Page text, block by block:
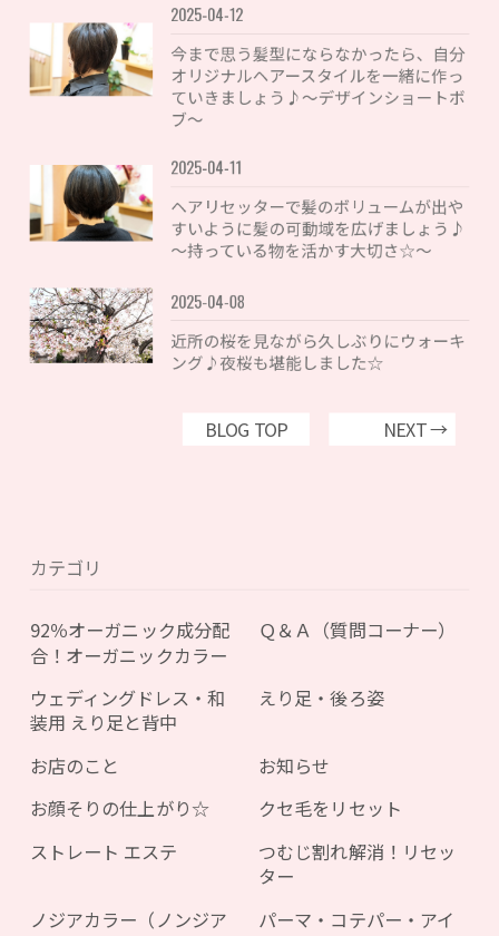
2025-04-12
今まで思う髪型にならなかったら、自分
オリジナルヘアースタイルを一緒に作っ
ていきましょう♪〜デザインショートボ
ブ〜
2025-04-11
ヘアリセッターで髪のボリュームが出や
すいように髪の可動域を広げましょう♪
〜持っている物を活かす大切さ☆〜
2025-04-08
近所の桜を見ながら久しぶりにウォーキ
ング♪夜桜も堪能しました☆
BLOG TOP NEXT →
カテゴリ
92％オーガニック成分配
合！オーガニックカラー
Ｑ＆Ａ（質問コーナー）
ウェディングドレス・和
装用 えり足と背中
えり足・後ろ姿
お店のこと
お知らせ
お顔そりの仕上がり☆
クセ毛をリセット
ストレート エステ
つむじ割れ解消！リセッ
ター
ノジアカラー（ノンジア
パーマ・コテパー・アイ